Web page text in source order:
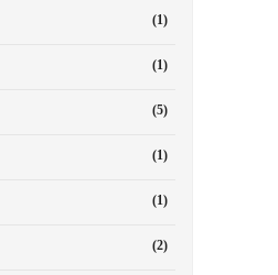
(1)
(1)
(5)
(1)
(1)
(2)